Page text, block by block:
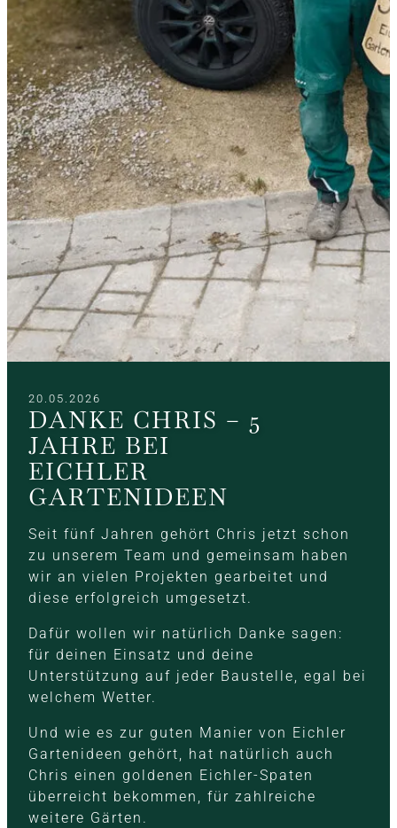
20.05.2026
DANKE CHRIS – 5
JAHRE BEI
EICHLER
GARTENIDEEN
Seit fünf Jahren gehört Chris jetzt schon
zu unserem Team und gemeinsam haben
wir an vielen Projekten gearbeitet und
diese erfolgreich umgesetzt.
Dafür wollen wir natürlich Danke sagen:
für deinen Einsatz und deine
Unterstützung auf jeder Baustelle, egal bei
welchem Wetter.
Und wie es zur guten Manier von Eichler
Gartenideen gehört, hat natürlich auch
Chris einen goldenen Eichler-Spaten
überreicht bekommen, für zahlreiche
weitere Gärten.